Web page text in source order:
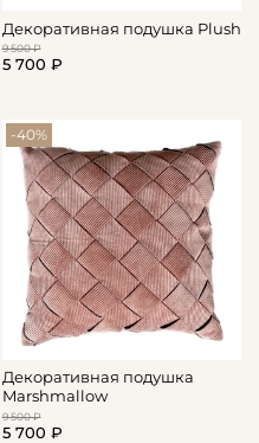
Декоративная подушка Plush
9 500 ₽
5 700 ₽
-40%
Декоративная подушка
Marshmallow
9 500 ₽
5 700 ₽